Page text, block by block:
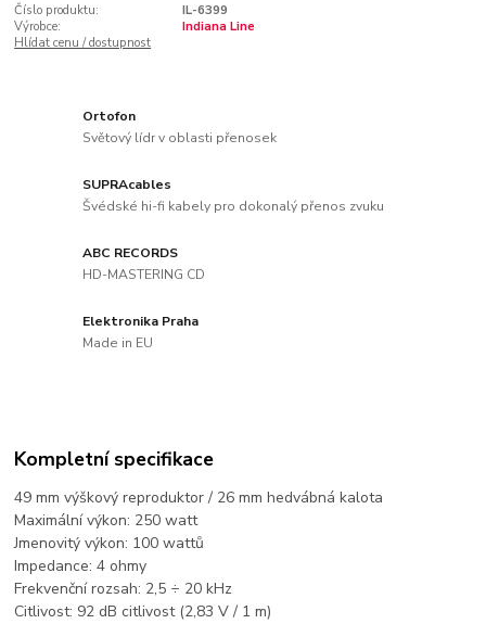
Číslo produktu:
IL-6399
Výrobce:
Indiana Line
Hlídat cenu / dostupnost
Ortofon
Světový lídr v oblasti přenosek
SUPRAcables
Švédské hi-fi kabely pro dokonalý přenos zvuku
ABC RECORDS
HD-MASTERING CD
Elektronika Praha
Made in EU
Kompletní specifikace
49 mm výškový reproduktor / 26 mm hedvábná kalota
Maximální výkon: 250 watt
Jmenovitý výkon: 100 wattů
Impedance: 4 ohmy
Frekvenční rozsah: 2,5 ÷ 20 kHz
Citlivost: 92 dB citlivost (2,83 V / 1 m)